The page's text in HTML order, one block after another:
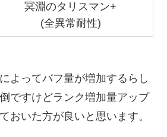
冥淵のタリスマン+
(全異常耐性)
よってバフ量が増加するらし
ですけどランク増加量アップ
おいた方が良いと思います。